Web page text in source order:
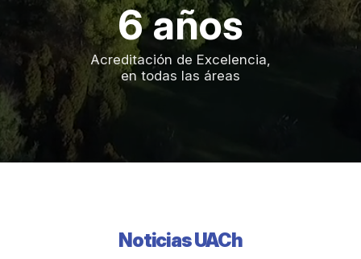
6 años
Acreditación de Excelencia,
en todas las áreas
Noticias UACh